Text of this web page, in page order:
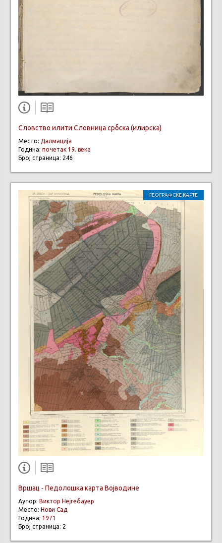
Словство илити Словница србска (илирска)
Место: Далмација
Година: почетак 19. века
Број страница: 246
ГЕОГРАФСКЕ КАРТЕ
Вршац - Педолошка карта Војводине
Аутор: Виктор Нејгебауер
Место: Нови Сад
Година: 1971
Број страница: 2